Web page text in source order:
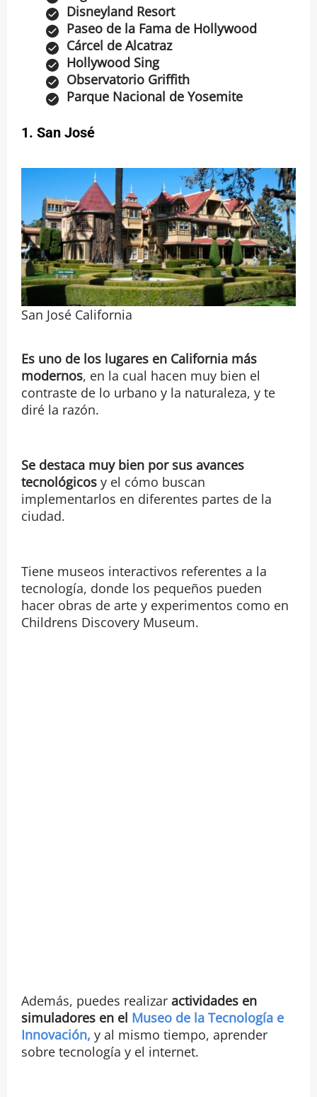
Disneyland Resort
Paseo de la Fama de Hollywood
Cárcel de Alcatraz
Hollywood Sing
Observatorio Griffith
Parque Nacional de Yosemite
1. San José
San José California
Es uno de los lugares en California más
modernos, en la cual hacen muy bien el
contraste de lo urbano y la naturaleza, y te
diré la razón.
Se destaca muy bien por sus avances
tecnológicosy el cómo buscan
implementarlos en diferentes partes de la
ciudad.
Tiene museos interactivos referentes a la
tecnología, donde los pequeños pueden
hacer obras de arte y experimentos como en
Childrens Discovery Museum.
Además, puedes realizar actividades en
simuladores en el Museo de la Tecnología e
Innovación, y al mismo tiempo, aprender
sobre tecnología y el internet.